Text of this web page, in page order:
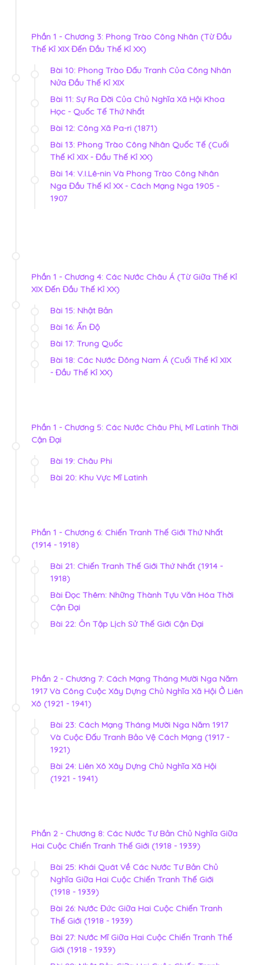
Phần 1 - Chương 3: Phong Trào Công Nhân (Từ Đầu
Thế Kỉ XIX Đến Đầu Thế Kỉ XX)
Bài 10: Phong Trào Đấu Tranh Của Công Nhân
Nửa Đầu Thế Kỉ XIX
Bài 11: Sự Ra Đời Của Chủ Nghĩa Xã Hội Khoa
Học - Quốc Tế Thứ Nhất
Bài 12: Công Xã Pa-ri (1871)
Bài 13: Phong Trào Công Nhân Quốc Tế (Cuối
Thế Kỉ XIX - Đầu Thế Kỉ XX)
Bài 14: V.I.Lê-nin Và Phong Trào Công Nhân
Nga Đầu Thế Kỉ XX - Cách Mạng Nga 1905 -
1907
Phần 1 - Chương 4: Các Nước Châu Á (Từ Giữa Thế Kỉ
XIX Đến Đầu Thế Kỉ XX)
Bài 15: Nhật Bản
Bài 16: Ấn Độ
Bài 17: Trung Quốc
Bài 18: Các Nước Đông Nam Á (Cuối Thế Kỉ XIX
- Đầu Thế Kỉ XX)
Phần 1 - Chương 5: Các Nước Châu Phi, Mĩ Latinh Thời
Cận Đại
Bài 19: Châu Phi
Bài 20: Khu Vực Mĩ Latinh
Phần 1 - Chương 6: Chiến Tranh Thế Giới Thứ Nhất
(1914 - 1918)
Bài 21: Chiến Tranh Thế Giới Thứ Nhất (1914 -
1918)
Bài Đọc Thêm: Những Thành Tựu Văn Hóa Thời
Cận Đại
Bài 22: Ôn Tập Lịch Sử Thế Giới Cận Đại
Phần 2 - Chương 7: Cách Mạng Tháng Mười Nga Năm
1917 Và Công Cuộc Xây Dựng Chủ Nghĩa Xã Hội Ở Liên
Xô (1921 - 1941)
Bài 23: Cách Mạng Tháng Mười Nga Năm 1917
Và Cuộc Đấu Tranh Bảo Vệ Cách Mạng (1917 -
1921)
Bài 24: Liên Xô Xây Dựng Chủ Nghĩa Xã Hội
(1921 - 1941)
Phần 2 - Chương 8: Các Nước Tư Bản Chủ Nghĩa Giữa
Hai Cuộc Chiến Tranh Thế Giới (1918 - 1939)
Bài 25: Khái Quát Về Các Nước Tư Bản Chủ
Nghĩa Giữa Hai Cuộc Chiến Tranh Thế Giới
(1918 - 1939)
Bài 26: Nước Đức Giữa Hai Cuộc Chiến Tranh
Thế Giới (1918 - 1939)
Bài 27: Nước Mĩ Giữa Hai Cuộc Chiến Tranh Thế
Giới (1918 - 1939)